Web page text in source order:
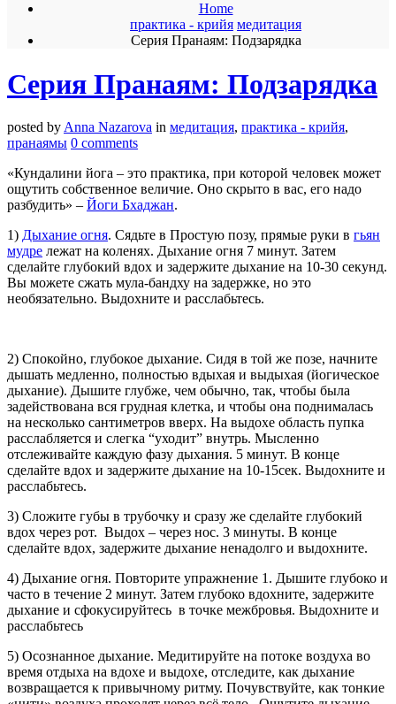
Home
практика - крийя медитация
Серия Пранаям: Подзарядка
Серия Пранаям: Подзарядка
posted by Anna Nazarova in медитация, практика - крийя,
пранаямы 0 comments
«Кундалини йога – это практика, при которой человек может
ощутить собственное величие. Оно скрыто в вас, его надо
разбудить» – Йоги Бхаджан.
1) Дыхание огня. Сядьте в Простую позу, прямые руки в гьян
мудре лежат на коленях. Дыхание огня 7 минут. Затем
сделайте глубокий вдох и задержите дыхание на 10-30 секунд.
Вы можете сжать мула-бандху на задержке, но это
необязательно. Выдохните и расслабьтесь.
2) Спокойно, глубокое дыхание. Сидя в той же позе, начните
дышать медленно, полностью вдыхая и выдыхая (йогическое
дыхание). Дышите глубже, чем обычно, так, чтобы была
задействована вся грудная клетка, и чтобы она поднималась
на несколько сантиметров вверх. На выдохе область пупка
расслабляется и слегка “уходит” внутрь. Мысленно
отслеживайте каждую фазу дыхания. 5 минут. В конце
сделайте вдох и задержите дыхание на 10-15сек. Выдохните и
расслабьтесь.
3) Сложите губы в трубочку и сразу же сделайте глубокий
вдох через рот. Выдох – через нос. 3 минуты. В конце
сделайте вдох, задержите дыхание ненадолго и выдохните.
4) Дыхание огня. Повторите упражнение 1. Дышите глубоко и
часто в течение 2 минут. Затем глубоко вдохните, задержите
дыхание и сфокусируйтесь в точке межбровья. Выдохните и
расслабьтесь
5) Осознанное дыхание. Медитируйте на потоке воздуха во
время отдыха на вдохе и выдохе, отследите, как дыхание
возвращается к привычному ритму. Почувствуйте, как тонкие